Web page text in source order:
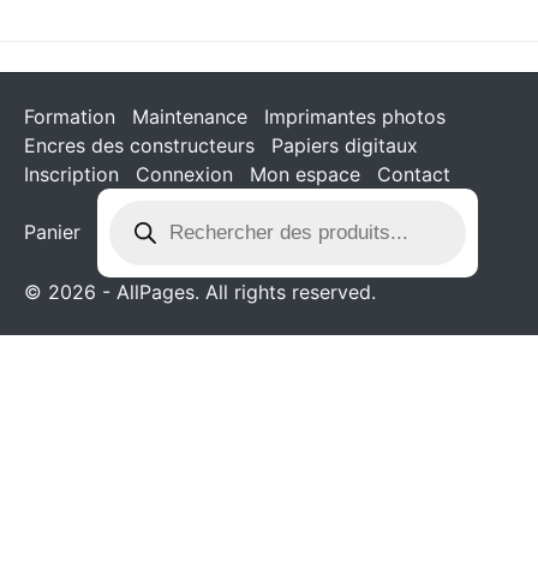
Formation Maintenance
Imprimantes photos
Encres des constructeurs
Papiers digitaux
Inscription
Connexion Mon espace Contact
Panier
© 2026 - AllPages. All rights reserved.